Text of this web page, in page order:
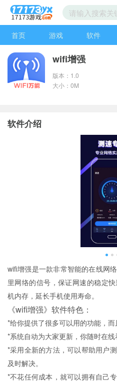
首页 游戏 软件
wifi增强
版本：1.0
大小：0M
软件介绍
wifi增强是一款非常智能的在线网
里网络的信号，保证网速的稳定
机内存，延长手机使用寿命。
《wifi增强》软件特色：
*给你提供了很多可以用的功能，而
*系统自动为大家更新，你随时在线
*采用全新的方法，可以帮助用户
及时解决。
*不花任何成本，就可以拥有自己